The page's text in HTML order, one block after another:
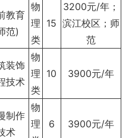
教育
范)
物
理
类
15
3200元/年；
滨江校区；师
范
装饰
技术
物
理
类
10 3900元/年
制作
术
物
理
6 3900元/年